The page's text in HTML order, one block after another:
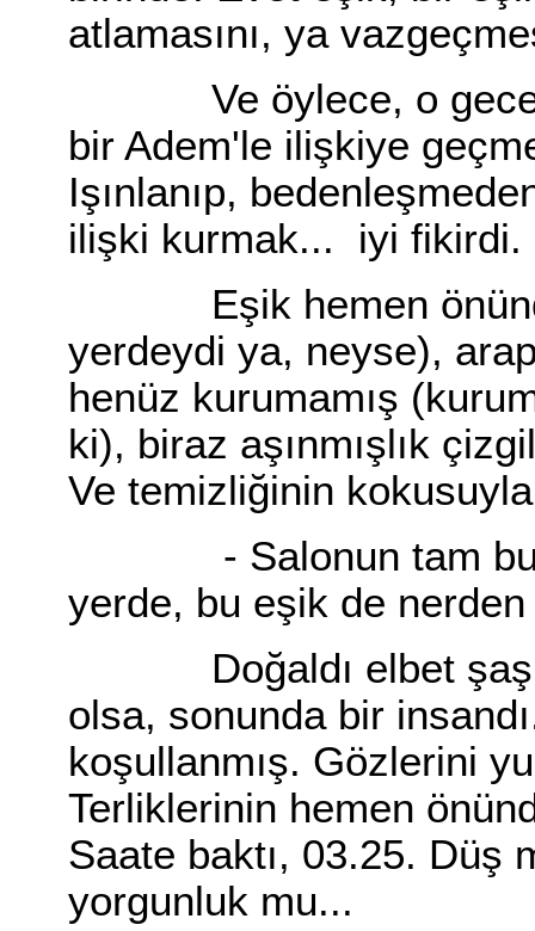
atlamasını, ya
Ve öylece, o gece
bir Adem'le ilişkiye
Işınlanıp,
ilişki kurmak... iyi fikirdi.
Eşik hemen önünde
yerdeydi ya, neyse),
henüz kurumamış
ki), biraz aşınmışlık
Ve temizliğinin
- Salonun tam
yerde, bu eşik de nerden
Doğaldı elbet
olsa, sonunda bir
koşullanmış. Gözlerini
Terliklerinin hemen
Saate baktı, 03.25. Düş
yorgunluk mu...